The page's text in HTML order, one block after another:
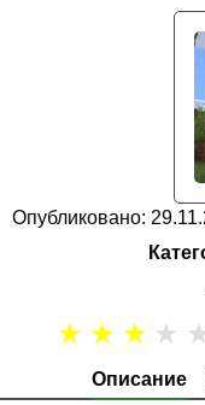
Опубликовано:
Описание
★ ★ ★ ★